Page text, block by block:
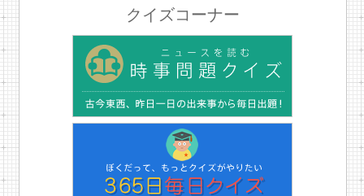
クイズコーナー